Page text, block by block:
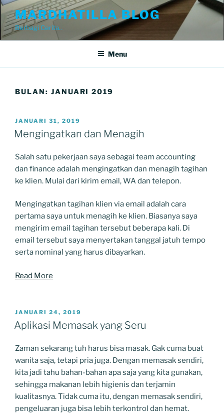
Skip
to
content
MARDHATILLA BLOG
Berbagi Cerita..
Menu
BULAN: JANUARI 2019
POSTED
ON
JANUARI 31, 2019
Mengingatkan dan Menagih
Salah satu pekerjaan saya sebagai team accounting
dan finance adalah mengingatkan dan menagih tagihan
ke klien. Mulai dari kirim email, WA dan telepon.
Mengingatkan tagihan klien via email adalah cara
pertama saya untuk menagih ke klien. Biasanya saya
mengirim email tagihan tersebut beberapa kali. Di
email tersebut saya menyertakan tanggal jatuh tempo
serta nominal yang harus dibayarkan.
Read More
POSTED
ON
JANUARI 24, 2019
Aplikasi Memasak yang Seru
Zaman sekarang tuh harus bisa masak. Gak cuma buat
wanita saja, tetapi pria juga. Dengan memasak sendiri,
kita jadi tahu bahan-bahan apa saja yang kita gunakan,
sehingga makanan lebih higienis dan terjamin
kualitasnya. Tidak cuma itu, dengan memasak sendiri,
pengeluaran juga bisa lebih terkontrol dan hemat.